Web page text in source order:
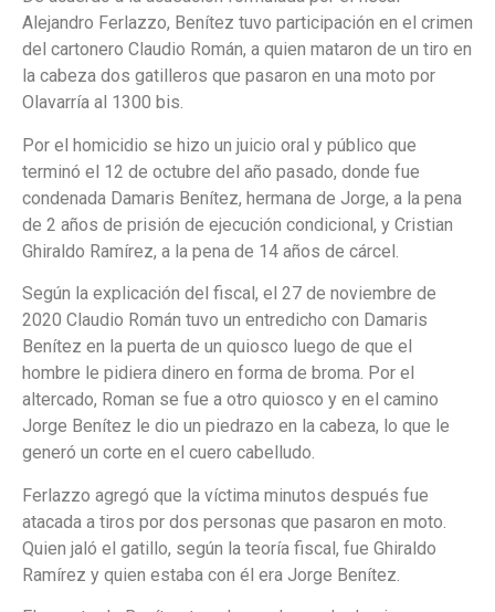
Alejandro Ferlazzo, Benítez tuvo participación en el crimen
del cartonero Claudio Román, a quien mataron de un tiro en
la cabeza dos gatilleros que pasaron en una moto por
Olavarría al 1300 bis.
Por el homicidio se hizo un juicio oral y público que
terminó el 12 de octubre del año pasado, donde fue
condenada Damaris Benítez, hermana de Jorge, a la pena
de 2 años de prisión de ejecución condicional, y Cristian
Ghiraldo Ramírez, a la pena de 14 años de cárcel.
Según la explicación del fiscal, el 27 de noviembre de
2020 Claudio Román tuvo un entredicho con Damaris
Benítez en la puerta de un quiosco luego de que el
hombre le pidiera dinero en forma de broma. Por el
altercado, Roman se fue a otro quiosco y en el camino
Jorge Benítez le dio un piedrazo en la cabeza, lo que le
generó un corte en el cuero cabelludo.
Ferlazzo agregó que la víctima minutos después fue
atacada a tiros por dos personas que pasaron en moto.
Quien jaló el gatillo, según la teoría fiscal, fue Ghiraldo
Ramírez y quien estaba con él era Jorge Benítez.